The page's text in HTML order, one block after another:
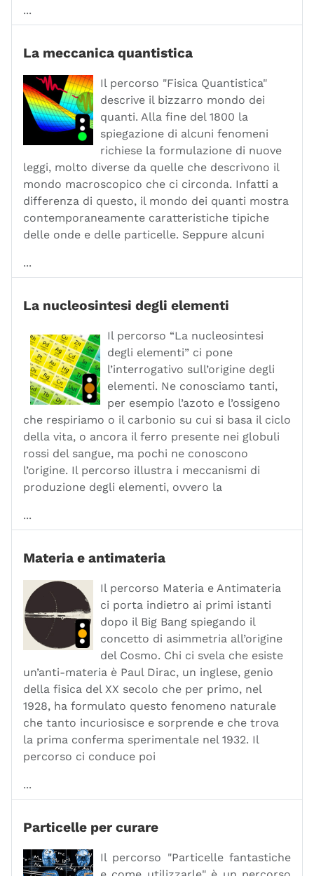
...
La meccanica quantistica
Il percorso "Fisica Quantistica"
descrive il bizzarro mondo dei
quanti. Alla fine del 1800 la
spiegazione di alcuni fenomeni
richiese la formulazione di nuove
leggi, molto diverse da quelle che descrivono il
mondo macroscopico che ci circonda. Infatti a
differenza di questo, il mondo dei quanti mostra
contemporaneamente caratteristiche tipiche
delle onde e delle particelle. Seppure alcuni
...
La nucleosintesi degli elementi
Il percorso “La nucleosintesi
degli elementi” ci pone
l’interrogativo sull’origine degli
elementi. Ne conosciamo tanti,
per esempio l’azoto e l’ossigeno
che respiriamo o il carbonio su cui si basa il ciclo
della vita, o ancora il ferro presente nei globuli
rossi del sangue, ma pochi ne conoscono
l’origine. Il percorso illustra i meccanismi di
produzione degli elementi, ovvero la
...
Materia e antimateria
Il percorso Materia e Antimateria
ci porta indietro ai primi istanti
dopo il Big Bang spiegando il
concetto di asimmetria all’origine
del Cosmo. Chi ci svela che esiste
un’anti-materia è Paul Dirac, un inglese, genio
della fisica del XX secolo che per primo, nel
1928, ha formulato questo fenomeno naturale
che tanto incuriosisce e sorprende e che trova
la prima conferma sperimentale nel 1932. Il
percorso ci conduce poi
...
Particelle per curare
Il percorso "Particelle fantastiche